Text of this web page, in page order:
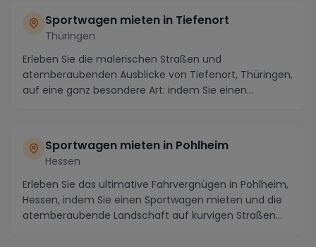
Sportwagen mieten in Tiefenort
Thüringen
Erleben Sie die malerischen Straßen und
atemberaubenden Ausblicke von Tiefenort, Thüringen,
auf eine ganz besondere Art: indem Sie einen
Sportwagen mieten in Pohlheim
Hessen
Erleben Sie das ultimative Fahrvergnügen in Pohlheim,
Hessen, indem Sie einen Sportwagen mieten und die
atemberaubende Landschaft auf kurvigen Straßen...